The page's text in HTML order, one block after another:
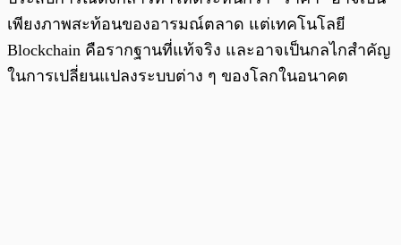
เพียงภาพสะท้อนของอารมณ์ตลาด แต่เทคโนโลยี
Blockchain คือรากฐานที่แท้จริง และอาจเป็นกลไกสำคัญ
ในการเปลี่ยนแปลงระบบต่าง ๆ ของโลกในอนาคต